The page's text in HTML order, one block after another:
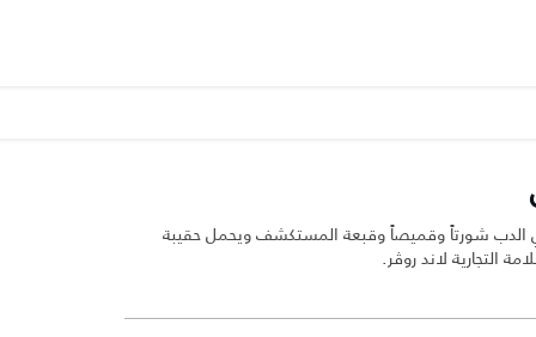
الدب شورتاً وقميصاً وقبعة المستكشف ويحمل حقيبة
التجارية لاند روڤر.